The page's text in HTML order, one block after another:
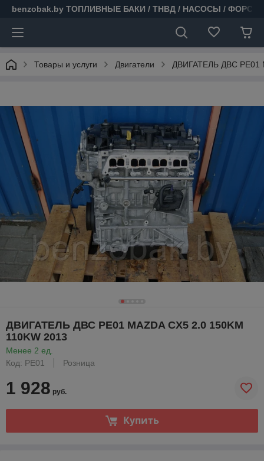
benzobak.by ТОПЛИВНЫЕ БАКИ / ТНВД / НАСОСЫ /
Товары и услуги Двигатели ДВИГАТЕЛЬ ДВС PE01
ДВИГАТЕЛЬ ДВС PE01 MAZDA CX5 2.0 150KM
110KW 2013
Менее 2 ед.
Код: PE01
Розница
1 928 руб.
Купить